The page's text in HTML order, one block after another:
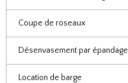
Coupe de roseaux
Désenvasement par épandage
Location de barge